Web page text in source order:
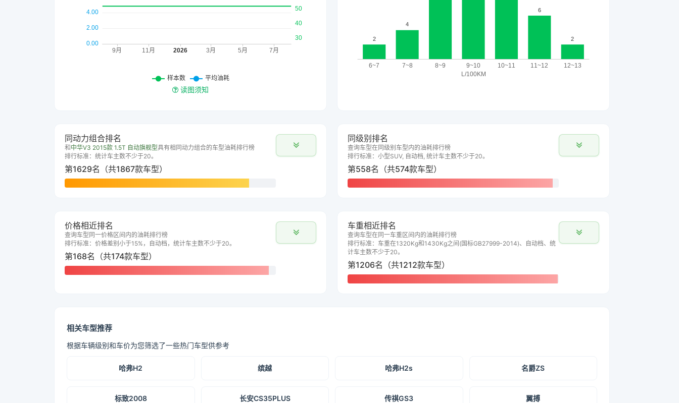
读图须知
同动力组合排名
和 中华V3 2015款 1.5T 自动旗舰型具有相同动力组合的车型油耗排行榜
排行标准：统计车主数不少于20。
第1629名（共1867款车型）
同级别排名
查询车型在同级别车型内的油耗排行榜
排行标准：小型SUV, 自动档, 统计车主数不少于20。
第558名（共574款车型）
价格相近排名
查询车型同一价格区间内的油耗排行榜
排行标准：价格差别小于15%，自动档，统计车主数不少于20。
第168名（共174款车型）
车重相近排名
查询车型在同一车重区间内的油耗排行榜
排行标准：车重在1320Kg和1430Kg之间(国标GB27999-2014)、自动档、统
计车主数不少于20。
第1206名（共1212款车型）
相关车型推荐
根据车辆级别和车价为您筛选了一些热门车型供参考
哈弗H2 缤越 哈弗H2s 名爵ZS
标致2008 长安CS35PLUS 传祺GS3 翼搏